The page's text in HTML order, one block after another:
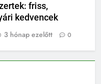
friss,
kedvencek
3 hónap ezelőtt 0